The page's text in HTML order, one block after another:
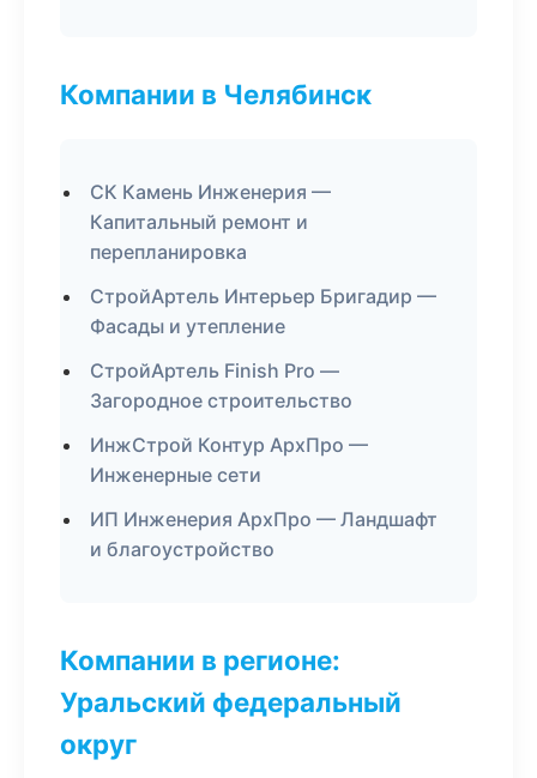
Компании в Челябинск
СК Камень Инженерия —
Капитальный ремонт и
перепланировка
СтройАртель Интерьер Бригадир —
Фасады и утепление
СтройАртель Finish Pro —
Загородное строительство
ИнжСтрой Контур АрхПро —
Инженерные сети
ИП Инженерия АрхПро — Ландшафт
и благоустройство
Компании в регионе:
Уральский федеральный
округ